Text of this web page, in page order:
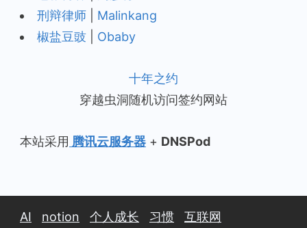
刑辩律师
Malinkang
椒盐豆豉
Obaby
十年之约
穿越虫洞随机访问签约网站
本站采用 腾讯云服务器 + DNSPod
AI notion 个人成长 习惯
互联网